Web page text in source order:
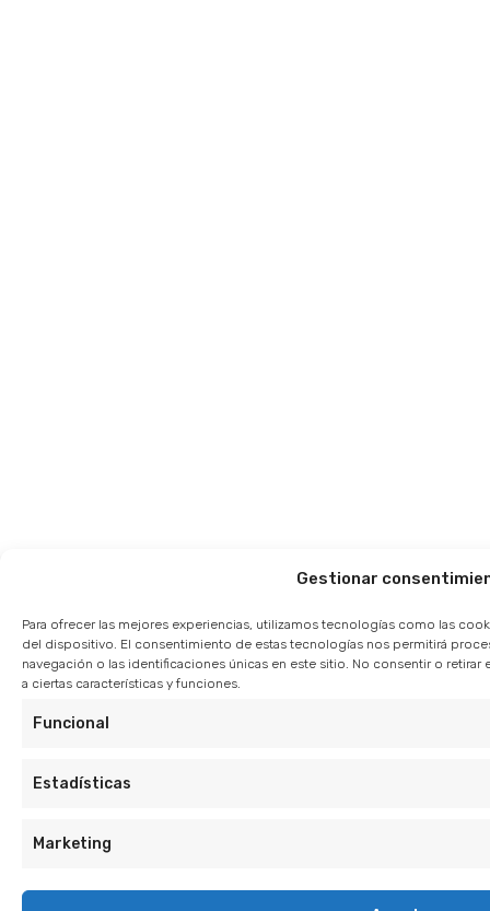
Gestionar
Para ofrecer las mejores experiencias, utilizamos tecnologías como las
del dispositivo. El consentimiento de estas tecnologías nos permitirá
navegación o las identificaciones únicas en este sitio. No consentir o
a ciertas características y funciones.
Funcional
Estadísticas
Marketing